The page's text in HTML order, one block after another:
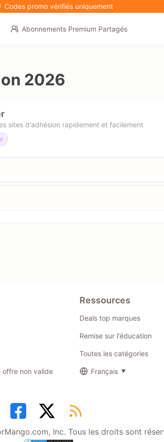
Codes promo vérifiés uniquement
Abonnements Premium Partagés
2026
sites d'adhésion rapidement et facilement
offre non valide
Ressources
Deals top marques
Remise sur l'éducation
Toutes les catégories
Français
Inc. Tous les droits sont